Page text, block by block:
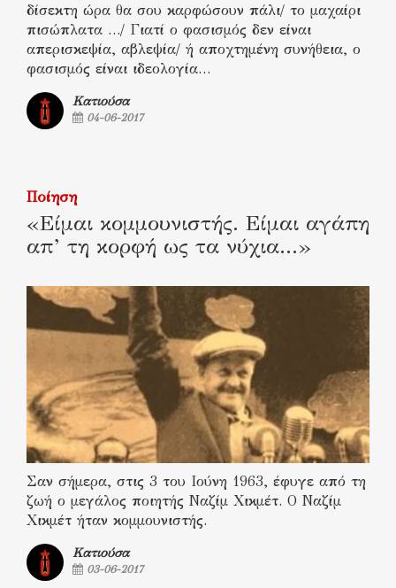
δίσεκτη ώρα θα σου καρφώσουν πάλι/ το μαχαίρι
πισώπλατα …/ Γιατί ο φασισμός δεν είναι
απερισκεψία, αβλεψία/ ή αποχτημένη συνήθεια, ο
φασισμός είναι ιδεολογία…
Κατιούσα
04-06-2017
Ποίηση
«Είμαι κομμουνιστής. Είμαι αγάπη
απ’ τη κορφή ως τα νύχια…»
Σαν σήμερα, στις 3 του Ιούνη 1963, έφυγε από τη
ζωή ο μεγάλος ποιητής Ναζίμ Χικμέτ. Ο Ναζίμ
Χικμέτ ήταν κομμουνιστής.
Κατιούσα
03-06-2017